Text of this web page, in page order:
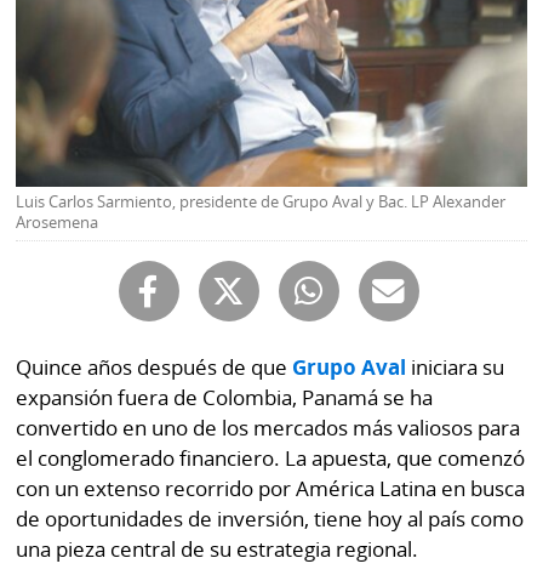
Buscador
Comunicados
Catálogos
Luctuosas
Contenido
de
marcas
RSS
Temas
Autores
Notas
al
Buenas
prácticas
OTROS
SITIOS
Luis Carlos Sarmiento, presidente de Grupo Aval y Bac. LP Alexander
Arosemena
Quince años después de que Grupo Aval iniciara su
expansión fuera de Colombia, Panamá se ha
convertido en uno de los mercados más valiosos para
el conglomerado financiero. La apuesta, que comenzó
con un extenso recorrido por América Latina en busca
de oportunidades de inversión, tiene hoy al país como
una pieza central de su estrategia regional.